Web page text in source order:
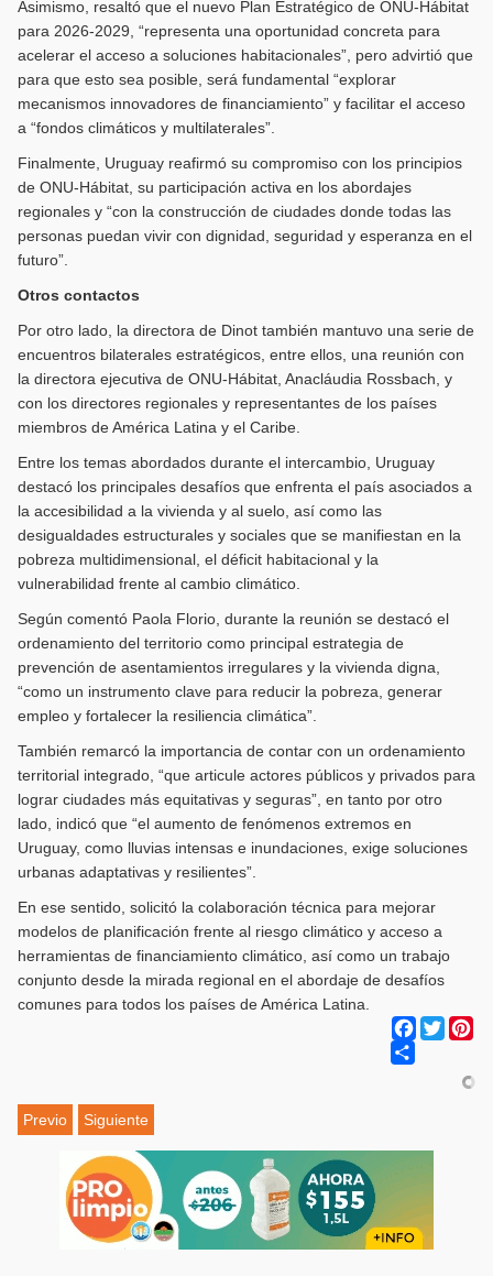
Asimismo, resaltó que el nuevo Plan Estratégico de ONU-Hábitat
para 2026-2029, “representa una oportunidad concreta para
acelerar el acceso a soluciones habitacionales”, pero advirtió que
para que esto sea posible, será fundamental “explorar
mecanismos innovadores de financiamiento” y facilitar el acceso
a “fondos climáticos y multilaterales”.
Finalmente, Uruguay reafirmó su compromiso con los principios
de ONU-Hábitat, su participación activa en los abordajes
regionales y “con la construcción de ciudades donde todas las
personas puedan vivir con dignidad, seguridad y esperanza en el
futuro”.
Otros contactos
Por otro lado, la directora de Dinot también mantuvo una serie de
encuentros bilaterales estratégicos, entre ellos, una reunión con
la directora ejecutiva de ONU-Hábitat, Anacláudia Rossbach, y
con los directores regionales y representantes de los países
miembros de América Latina y el Caribe.
Entre los temas abordados durante el intercambio, Uruguay
destacó los principales desafíos que enfrenta el país asociados a
la accesibilidad a la vivienda y al suelo, así como las
desigualdades estructurales y sociales que se manifiestan en la
pobreza multidimensional, el déficit habitacional y la
vulnerabilidad frente al cambio climático.
Según comentó Paola Florio, durante la reunión se destacó el
ordenamiento del territorio como principal estrategia de
prevención de asentamientos irregulares y la vivienda digna,
“como un instrumento clave para reducir la pobreza, generar
empleo y fortalecer la resiliencia climática”.
También remarcó la importancia de contar con un ordenamiento
territorial integrado, “que articule actores públicos y privados para
lograr ciudades más equitativas y seguras”, en tanto por otro
lado, indicó que “el aumento de fenómenos extremos en
Uruguay, como lluvias intensas e inundaciones, exige soluciones
urbanas adaptativas y resilientes”.
En ese sentido, solicitó la colaboración técnica para mejorar
modelos de planificación frente al riesgo climático y acceso a
herramientas de financiamiento climático, así como un trabajo
conjunto desde la mirada regional en el abordaje de desafíos
comunes para todos los países de América Latina.
Facebook
Twitter
Previo Siguiente